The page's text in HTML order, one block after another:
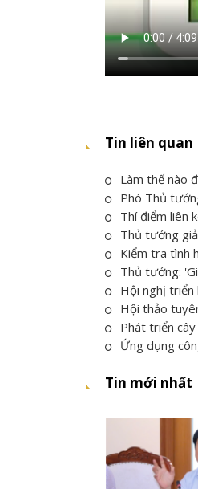
Tin liên quan
Làm thế nào
Phó Thủ
Thí điểm liên
Thủ tướng
Kiểm tra tình
Thủ tướng:
Hội nghị triển
Hội thảo
Phát triển
Ứng dụng
Tin mới nhất